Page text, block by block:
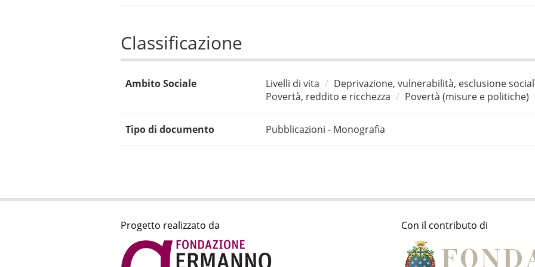
Classificazione
Ambito Sociale Livelli di vita
Deprivazione, vulnerabilità, esclusione
Povertà, reddito e ricchezza
Povertà (misure e politiche)
Tipo di documento Pubblicazioni - Monografia
Progetto realizzato da Con il contributo di